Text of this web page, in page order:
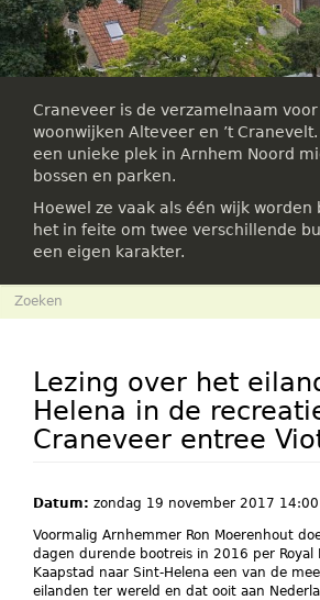
Craneveer is de verzamelnaam
woonwijken Alteveer en ’t
een unieke plek in Arnhem Noord
bossen en parken.
Hoewel ze vaak als één wijk worden
het in feite om twee verschillende
een eigen karakter.
Zoekveld
Lezing over het
Helena in de
Craneveer entree
Datum: zondag 19 november 2017 14:00
Voormalig Arnhemmer Ron Moerenhout
dagen durende bootreis in 2016 per Royal
Kaapstad naar Sint-Helena een van de
eilanden ter wereld en dat ooit aan